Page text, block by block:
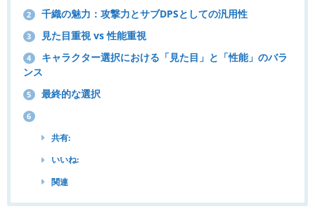
2 千織の魅力：攻撃力とサブDPSとしての汎用性
3 見た目重視 vs 性能重視
4
キャラクター選択における「見た目」と「性能」のバラ
ンス
5 最終的な選択
6
共有:
いいね:
関連